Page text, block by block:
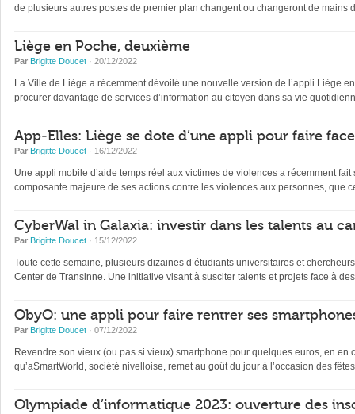
de plusieurs autres postes de premier plan changent ou changeront de mains
Liège en Poche, deuxième
Par Brigitte Doucet · 20/12/2022
La Ville de Liège a récemment dévoilé une nouvelle version de l’appli Liège
procurer davantage de services d’information au citoyen dans sa vie
App-Elles: Liège se dote d’une appli pour faire
Par Brigitte Doucet · 16/12/2022
Une appli mobile d’aide temps réel aux victimes de violences a récemment
composante majeure de ses actions contre les violences aux personnes, que
CyberWal in Galaxia: investir dans les talents au
Par Brigitte Doucet · 15/12/2022
Toute cette semaine, plusieurs dizaines d’étudiants universitaires et
Center de Transinne. Une initiative visant à susciter talents et projets face à
ObyO: une appli pour faire rentrer ses
Par Brigitte Doucet · 07/12/2022
Revendre son vieux (ou pas si vieux) smartphone pour quelques euros, en
qu’aSmartWorld, société nivelloise, remet au goût du jour à l’occasion des
Olympiade d’informatique 2023: ouverture des